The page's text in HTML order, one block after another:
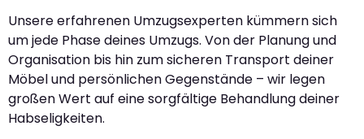
Unsere erfahrenen Umzugsexperten kümmern sich
um jede Phase deines Umzugs. Von der Planung und
Organisation bis hin zum sicheren Transport deiner
Möbel und persönlichen Gegenstände – wir legen
großen Wert auf eine sorgfältige Behandlung deiner
Habseligkeiten.